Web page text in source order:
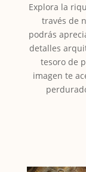
Explora la
través de
podrás
detalles
tesoro de
imagen te